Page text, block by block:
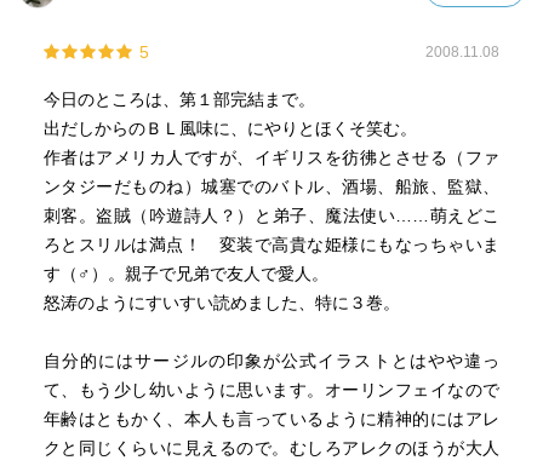
5 2008.11.08
今日のところは、第１部完結まで。
出だしからのＢＬ風味に、にやりとほくそ笑む。
作者はアメリカ人ですが、イギリスを彷彿とさせる（ファ
ンタジーだものね）城塞でのバトル、酒場、船旅、監獄、
刺客。盗賊（吟遊詩人？）と弟子、魔法使い……萌えどこ
ろとスリルは満点！ 変装で高貴な姫様にもなっちゃいま
す（♂）。親子で兄弟で友人で愛人。
怒涛のようにすいすい読めました、特に３巻。
自分的にはサージルの印象が公式イラストとはやや違っ
て、もう少し幼いように思います。オーリンフェイなので
年齢はともかく、本人も言っているように精神的にはアレ
クと同じくらいに見えるので。むしろアレクのほうが大人